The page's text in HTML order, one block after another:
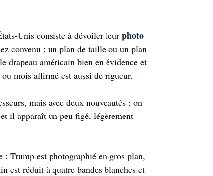
Unis consiste à dévoiler leur photo
convenu : un plan de taille ou un plan
drapeau américain bien en évidence et
mois affirmé est aussi de rigueur.
mais avec deux nouveautés : on
il apparaît un peu figé, légèrement
Trump est photographié en gros plan,
est réduit à quatre bandes blanches et